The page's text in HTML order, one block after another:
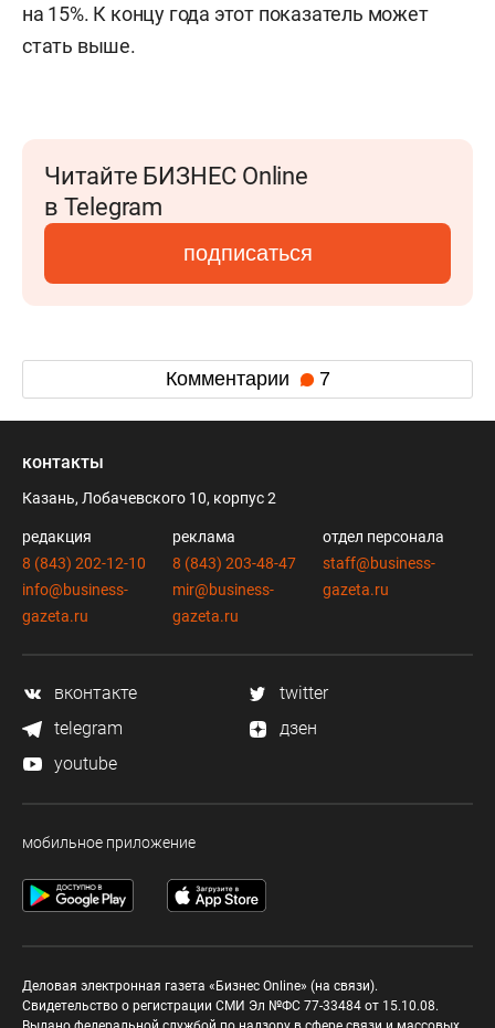
на 15%. К концу года этот показатель может
стать выше.
Читайте БИЗНЕС Online
в Telegram
подписаться
Комментарии 7
контакты
Казань, Лобачевского 10, корпус 2
редакция
8 (843) 202-12-10
info@business-
gazeta.ru
реклама
8 (843) 203-48-47
mir@business-
gazeta.ru
отдел персонала
staff@business-
gazeta.ru
вконтакте
twitter
telegram
дзен
youtube
мобильное приложение
Деловая электронная газета «Бизнес Online» (на связи).
Свидетельство о регистрации СМИ Эл №ФС 77-33484 от 15.10.08.